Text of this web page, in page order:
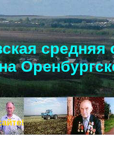
средняя